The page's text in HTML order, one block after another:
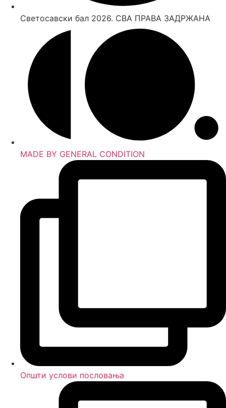
Светосавски бал 2026. СВА ПРАВА ЗАДРЖАНА
MADE BY GENERAL CONDITION
Општи услови пословања